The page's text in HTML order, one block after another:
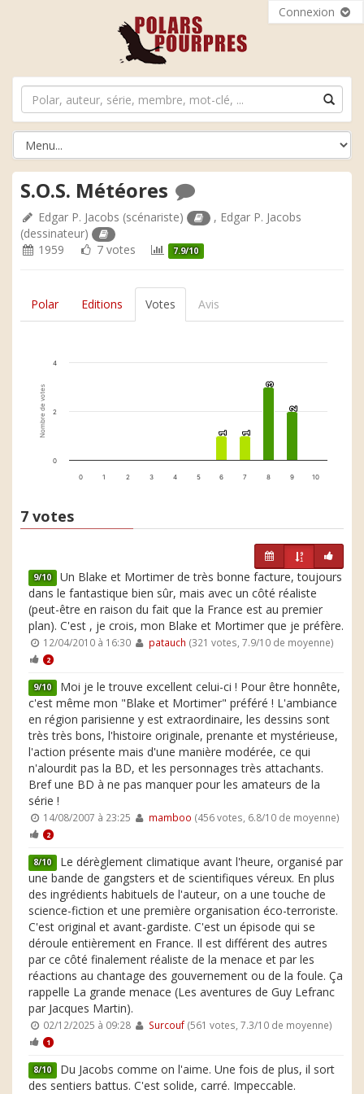
Connexion
S.O.S. Météores
Edgar P. Jacobs (scénariste) , Edgar P. Jacobs
(dessinateur)
1959
7 votes 7.9/10
Polar Editions Votes Avis
Nombre de votes 1
1 1
1
3
3
2
2
0 1 2 3 4 5 6 7 8 9 10
0
2
4
7 votes
9/10 Un Blake et Mortimer de très bonne facture, toujours
dans le fantastique bien sûr, mais avec un côté réaliste
(peut-être en raison du fait que la France est au premier
plan). C'est , je crois, mon Blake et Mortimer que je préfère.
12/04/2010 à 16:30 patauch (321 votes, 7.9/10 de moyenne)
2
9/10 Moi je le trouve excellent celui-ci ! Pour être honnête,
c'est même mon "Blake et Mortimer" préféré ! L'ambiance
en région parisienne y est extraordinaire, les dessins sont
très très bons, l'histoire originale, prenante et mystérieuse,
l'action présente mais d'une manière modérée, ce qui
n'alourdit pas la BD, et les personnages très attachants.
Bref une BD à ne pas manquer pour les amateurs de la
série !
14/08/2007 à 23:25 mamboo (456 votes, 6.8/10 de moyenne)
2
8/10 Le dérèglement climatique avant l'heure, organisé par
une bande de gangsters et de scientifiques véreux. En plus
des ingrédients habituels de l'auteur, on a une touche de
science-fiction et une première organisation éco-terroriste.
C'est original et avant-gardiste. C'est un épisode qui se
déroule entièrement en France. Il est différent des autres
par ce côté finalement réaliste de la menace et par les
réactions au chantage des gouvernement ou de la foule. Ça
rappelle La grande menace (Les aventures de Guy Lefranc
par Jacques Martin).
02/12/2025 à 09:28 Surcouf(561 votes, 7.3/10 de moyenne)
1
8/10 Du Jacobs comme on l'aime. Une fois de plus, il sort
des sentiers battus. C'est solide, carré. Impeccable.